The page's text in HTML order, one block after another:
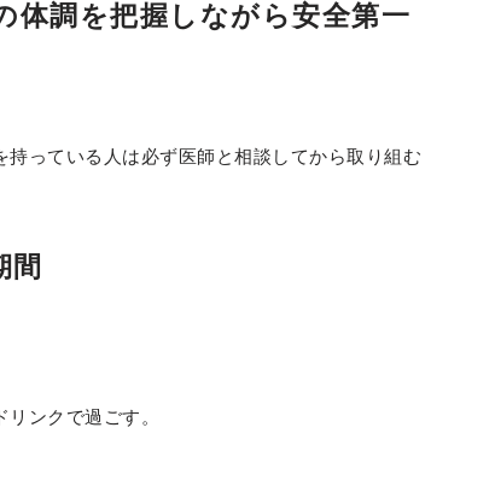
体調を把握しながら安全第一
っている人は必ず医師と相談してから取り組む
間
ンクで過ごす。